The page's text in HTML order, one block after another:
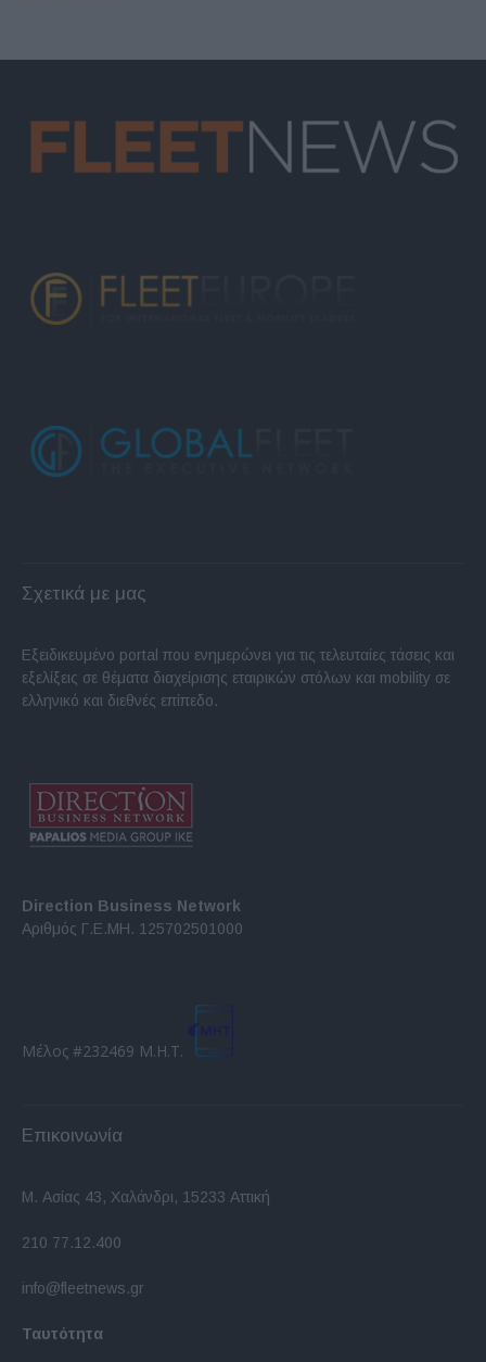
Σχετικά με μας
Εξειδικευμένο portal που ενημερώνει για τις τελευταίες τάσεις και
εξελίξεις σε θέματα διαχείρισης εταιρικών στόλων και mobility σε
ελληνικό και διεθνές επίπεδο.
Direction Business Network
Αριθμός Γ.Ε.ΜΗ. 125702501000
Μέλος #232469 Μ.Η.Τ.
Επικοινωνία
Μ. Ασίας 43, Χαλάνδρι, 15233 Αττική
210 77.12.400
info@fleetnews.gr
Ταυτότητα